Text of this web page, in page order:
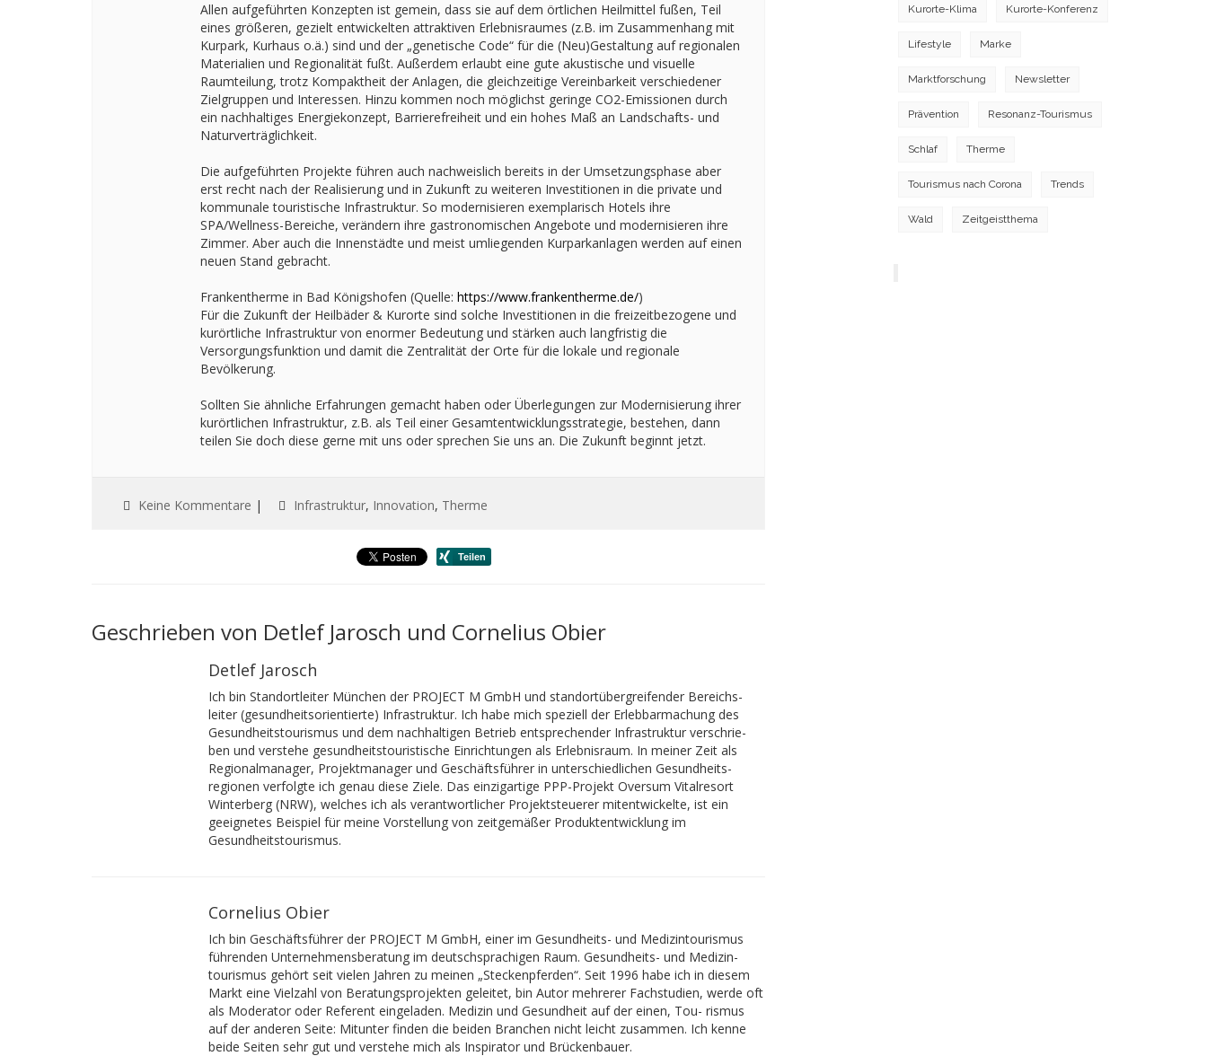
Allen aufgeführten Konzepten ist gemein, dass sie auf dem örtlichen Heilmittel fußen, Teil
eines größeren, gezielt entwickelten attraktiven Erlebnisraumes (z.B. im Zusammenhang mit
Kurpark, Kurhaus o.ä.) sind und der „genetische Code“ für die (Neu)Gestaltung auf regionalen
Materialien und Regionalität fußt. Außerdem erlaubt eine gute akustische und visuelle
Raumteilung, trotz Kompaktheit der Anlagen, die gleichzeitige Vereinbarkeit verschiedener
Zielgruppen und Interessen. Hinzu kommen noch möglichst geringe CO2-Emissionen durch
ein nachhaltiges Energiekonzept, Barrierefreiheit und ein hohes Maß an Landschafts- und
Naturverträglichkeit.
Die aufgeführten Projekte führen auch nachweislich bereits in der Umsetzungsphase aber
erst recht nach der Realisierung und in Zukunft zu weiteren Investitionen in die private und
kommunale touristische Infrastruktur. So modernisieren exemplarisch Hotels ihre
SPA/Wellness-Bereiche, verändern ihre gastronomischen Angebote und modernisieren ihre
Zimmer. Aber auch die Innenstädte und meist umliegenden Kurparkanlagen werden auf einen
neuen Stand gebracht.
Frankentherme in Bad Königshofen (Quelle: https://www.frankentherme.de/)
Für die Zukunft der Heilbäder & Kurorte sind solche Investitionen in die freizeitbezogene und
kurörtliche Infrastruktur von enormer Bedeutung und stärken auch langfristig die
Versorgungsfunktion und damit die Zentralität der Orte für die lokale und regionale
Bevölkerung.
Sollten Sie ähnliche Erfahrungen gemacht haben oder Überlegungen zur Modernisierung ihrer
kurörtlichen Infrastruktur, z.B. als Teil einer Gesamtentwicklungsstrategie, bestehen, dann
teilen Sie doch diese gerne mit uns oder sprechen Sie uns an. Die Zukunft beginnt jetzt.
Keine Kommentare | Infrastruktur, Innovation, Therme
Geschrieben von Detlef Jarosch und Cornelius Obier
Detlef Jarosch
Ich bin Standortleiter München der PROJECT M GmbH und standortübergreifender Bereichs-
leiter (gesundheitsorientierte) Infrastruktur. Ich habe mich speziell der Erlebbarmachung des
Gesundheitstourismus und dem nachhaltigen Betrieb entsprechender Infrastruktur verschrie-
ben und verstehe gesundheitstouristische Einrichtungen als Erlebnisraum. In meiner Zeit als
Regionalmanager, Projektmanager und Geschäftsführer in unterschiedlichen Gesundheits-
regionen verfolgte ich genau diese Ziele. Das einzigartige PPP-Projekt Oversum Vitalresort
Winterberg (NRW), welches ich als verantwortlicher Projektsteuerer mitentwickelte, ist ein
geeignetes Beispiel für meine Vorstellung von zeitgemäßer Produktentwicklung im
Gesundheitstourismus.
Cornelius Obier
Ich bin Geschäftsführer der PROJECT M GmbH, einer im Gesundheits- und Medizintourismus
führenden Unternehmensberatung im deutschsprachigen Raum. Gesundheits- und Medizin-
tourismus gehört seit vielen Jahren zu meinen „Steckenpferden“. Seit 1996 habe ich in diesem
Markt eine Vielzahl von Beratungsprojekten geleitet, bin Autor mehrerer Fachstudien, werde oft
als Moderator oder Referent eingeladen. Medizin und Gesundheit auf der einen, Tou- rismus
auf der anderen Seite: Mitunter finden die beiden Branchen nicht leicht zusammen. Ich kenne
beide Seiten sehr gut und verstehe mich als Inspirator und Brückenbauer.
Kurorte-Klima Kurorte-Konferenz
Lifestyle Marke
Marktforschung Newsletter
Prävention Resonanz-Tourismus
Schlaf Therme
Tourismus nach Corona Trends
Wald Zeitgeistthema